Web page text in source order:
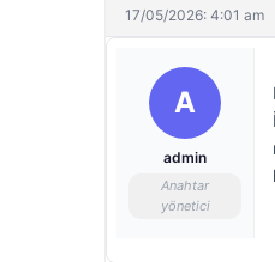
17/05/2026: 4:01 am
A
admin
Anahtar
yönetici